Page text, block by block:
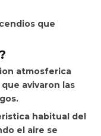
que
atmosferica
avivaron las
habitual del
el aire se